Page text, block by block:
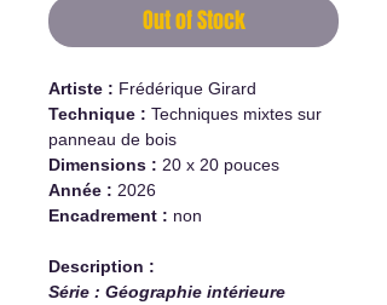
Out of Stock
Artiste : Frédérique Girard
Technique : Techniques mixtes sur
panneau de bois
Dimensions : 20 x 20 pouces
Année : 2026
Encadrement : non
Description :
Série : Géographie intérieure